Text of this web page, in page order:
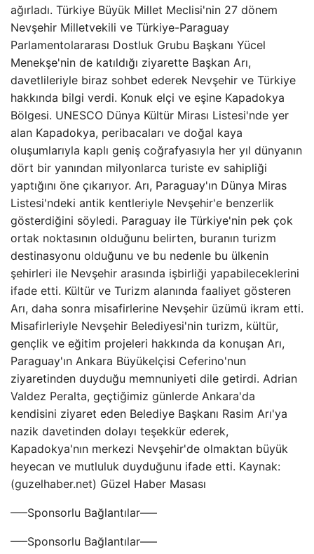
ağırladı. Türkiye Büyük Millet Meclisi'nin 27 dönem
Nevşehir Milletvekili ve Türkiye-Paraguay
Parlamentolararası Dostluk Grubu Başkanı Yücel
Menekşe'nin de katıldığı ziyarette Başkan Arı,
davetlileriyle biraz sohbet ederek Nevşehir ve Türkiye
hakkında bilgi verdi. Konuk elçi ve eşine Kapadokya
Bölgesi. UNESCO Dünya Kültür Mirası Listesi'nde yer
alan Kapadokya, peribacaları ve doğal kaya
oluşumlarıyla kaplı geniş coğrafyasıyla her yıl dünyanın
dört bir yanından milyonlarca turiste ev sahipliği
yaptığını öne çıkarıyor. Arı, Paraguay'ın Dünya Miras
Listesi'ndeki antik kentleriyle Nevşehir'e benzerlik
gösterdiğini söyledi. Paraguay ile Türkiye'nin pek çok
ortak noktasının olduğunu belirten, buranın turizm
destinasyonu olduğunu ve bu nedenle bu ülkenin
şehirleri ile Nevşehir arasında işbirliği yapabileceklerini
ifade etti. Kültür ve Turizm alanında faaliyet gösteren
Arı, daha sonra misafirlerine Nevşehir üzümü ikram etti.
Misafirleriyle Nevşehir Belediyesi'nin turizm, kültür,
gençlik ve eğitim projeleri hakkında da konuşan Arı,
Paraguay'ın Ankara Büyükelçisi Ceferino'nun
ziyaretinden duyduğu memnuniyeti dile getirdi. Adrian
Valdez Peralta, geçtiğimiz günlerde Ankara'da
kendisini ziyaret eden Belediye Başkanı Rasim Arı'ya
nazik davetinden dolayı teşekkür ederek,
Kapadokya'nın merkezi Nevşehir'de olmaktan büyük
heyecan ve mutluluk duyduğunu ifade etti. Kaynak:
(guzelhaber.net) Güzel Haber Masası
—–Sponsorlu Bağlantılar—–
—–Sponsorlu Bağlantılar—–